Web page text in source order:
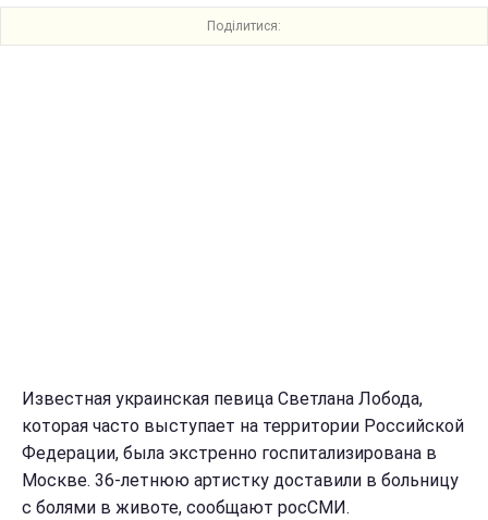
Поділитися:
Известная украинская певица Светлана Лобода,
которая часто выступает на территории Российской
Федерации, была экстренно госпитализирована в
Москве. 36-летнюю артистку доставили в больницу
с болями в животе, сообщают росСМИ.